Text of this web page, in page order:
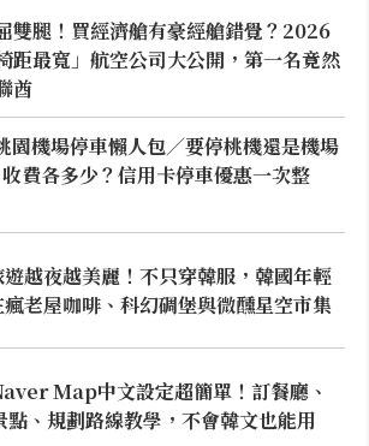
雙腿！買經濟艙有豪經艙錯覺？2026
距最寬」航空公司大公開，第一名竟然
酋
園機場停車懶人包／要停桃機還是機場
費各多少？信用卡停車優惠一次整
遊越夜越美麗！不只穿韓服，韓國年輕
瘋老屋咖啡、科幻碉堡與微醺星空市集
Map中文設定超簡單！訂餐廳、
點、規劃路線教學，不會韓文也能用